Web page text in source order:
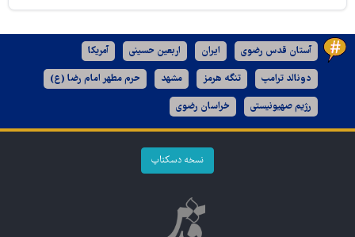
آستان قدس رضوی ایران اربعین حسینی آمریکا
دونالد ترامپ تنگه هرمز مشهد حرم مطهر امام رضا (ع)
رژیم صهیونیستی خراسان رضوی
نسخه دسکتاپ